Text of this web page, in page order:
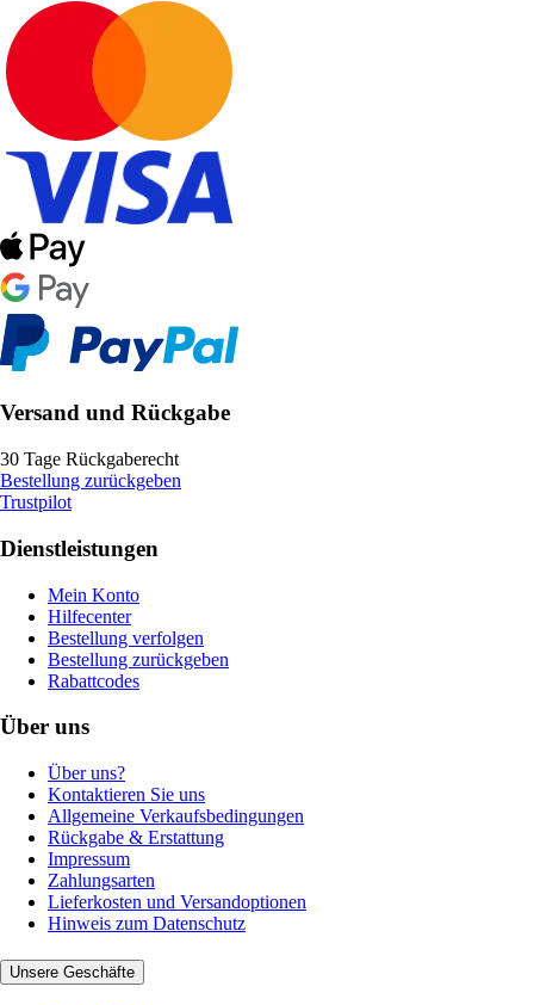
Versand und Rückgabe
30 Tage Rückgaberecht
Bestellung zurückgeben
Trustpilot
Dienstleistungen
Mein Konto
Hilfecenter
Bestellung verfolgen
Bestellung zurückgeben
Rabattcodes
Über uns
Über uns?
Kontaktieren Sie uns
Allgemeine Verkaufsbedingungen
Rückgabe & Erstattung
Impressum
Zahlungsarten
Lieferkosten und Versandoptionen
Hinweis zum Datenschutz
Unsere Geschäfte